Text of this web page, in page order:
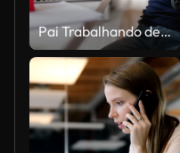
Pai Trabalhando de Casa